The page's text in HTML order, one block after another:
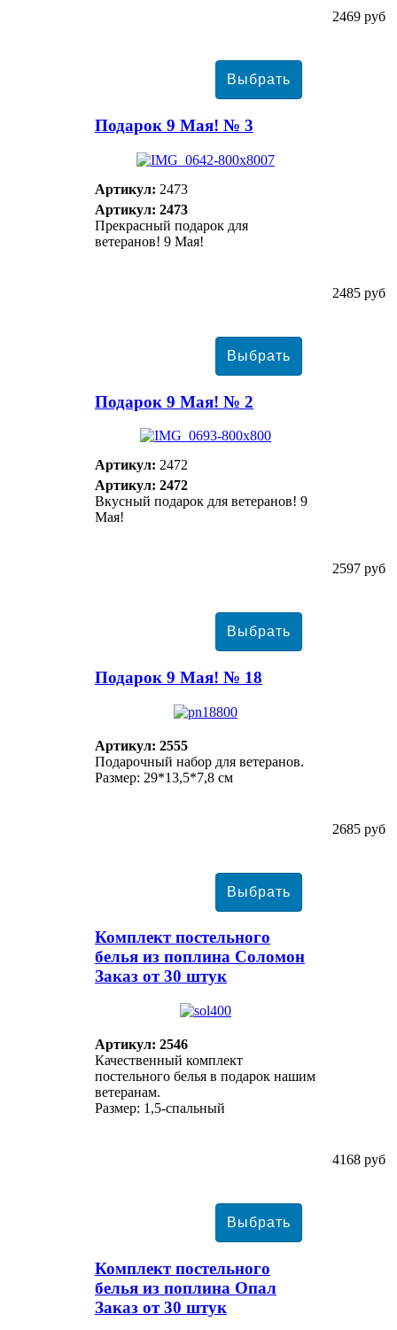
2469 руб
Подарок 9 Мая! № 3
Артикул: 2473
Артикул: 2473
Прекрасный подарок для
ветеранов! 9 Мая!
2485 руб
Подарок 9 Мая! № 2
Артикул: 2472
Артикул: 2472
Вкусный подарок для ветеранов! 9
Мая!
2597 руб
Подарок 9 Мая! № 18
Артикул: 2555
Подарочный набор для ветеранов.
Размер: 29*13,5*7,8 см
2685 руб
Комплект постельного
белья из поплина Соломон
Заказ от 30 штук
Артикул: 2546
Качественный комплект
постельного белья в подарок нашим
ветеранам.
Размер: 1,5-спальный
4168 руб
Комплект постельного
белья из поплина Опал
Заказ от 30 штук